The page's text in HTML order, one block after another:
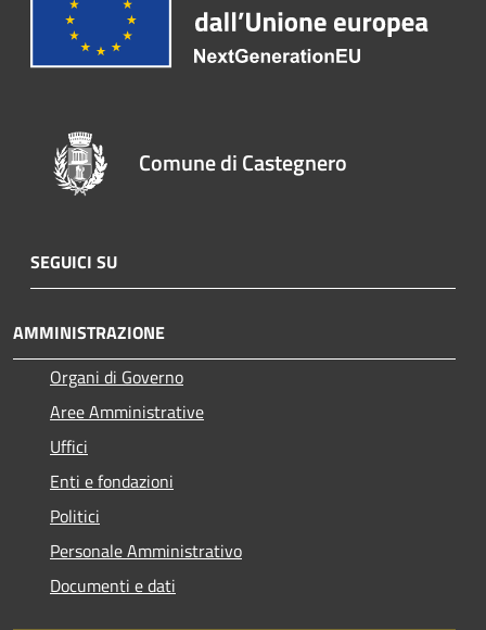
Comune di Castegnero
SEGUICI SU
AMMINISTRAZIONE
Organi di Governo
Aree Amministrative
Uffici
Enti e fondazioni
Politici
Personale Amministrativo
Documenti e dati